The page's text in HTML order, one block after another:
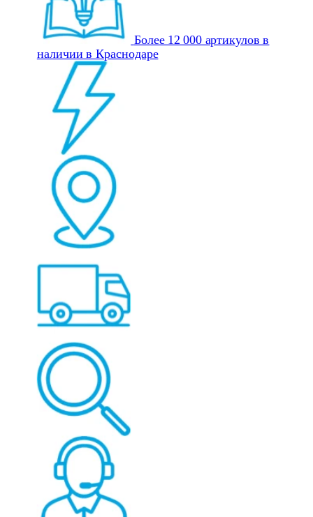
Более 12 000 артикулов в
наличии в Краснодаре